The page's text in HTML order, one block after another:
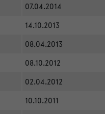
07.04.2014
14.10.2013
08.04.2013
08.10.2012
02.04.2012
10.10.2011